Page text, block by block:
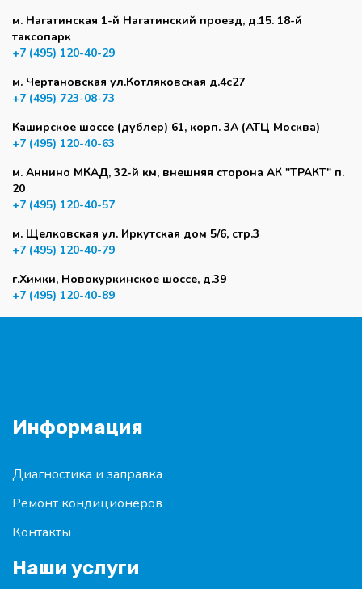
м. Нагатинская 1-й Нагатинский проезд, д.15. 18-й
таксопарк
+7 (495) 120-40-29
м. Чертановская ул.Котляковская д.4с27
+7 (495) 723-08-73
Каширское шоссе (дублер) 61, корп. 3А (АТЦ Москва)
+7 (495) 120-40-63
м. Аннино МКАД, 32-й км, внешняя сторона АК "ТРАКТ" п.
20
+7 (495) 120-40-57
м. Щелковская ул. Иркутская дом 5/6, стр.3
+7 (495) 120-40-79
г.Химки, Новокуркинское шоссе, д.39
+7 (495) 120-40-89
Информация
Диагностика и заправка
Ремонт кондиционеров
Контакты
Наши услуги